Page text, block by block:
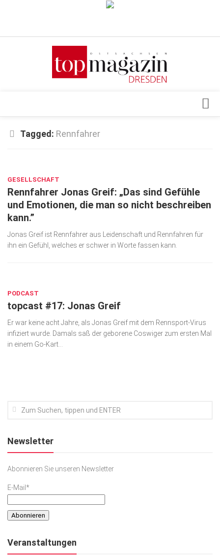
Verkaufsstellen
Top Gesundheitsforum Dresden / Ostsachsen
Geschäft
gesund & schön
Gesellschaft
Kunst & Kultur
Podcast
Top Branchen
SACHSEN IN PARIS
Tagged: Rennfahrer
GESELLSCHAFT
Rennfahrer Jonas Greif: „Das sind Gefühle
und Emotionen, die man so nicht beschreiben
kann.”
Jonas Greif ist Rennfahrer aus Leidenschaft und Rennfahren für
ihn ein Gefühl, welches er schwer in Worte fassen kann.
PODCAST
topcast #17: Jonas Greif
Er war keine acht Jahre, als Jonas Greif mit dem Rennsport-Virus
infiziert wurde. Damals saß der geborene Coswiger zum ersten Mal
in einem Go-Kart...
Newsletter
Abonnieren Sie unseren Newsletter
E-Mail*
Veranstaltungen